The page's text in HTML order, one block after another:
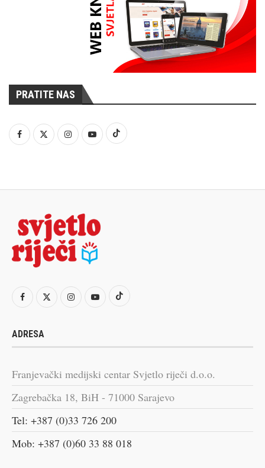
PRATITE NAS
ADRESA
Franjevački medijski centar Svjetlo riječi d.o.o.
Zagrebačka 18, BiH - 71000 Sarajevo
Tel: +387 (0)33 726 200
Mob: +387 (0)60 33 88 018